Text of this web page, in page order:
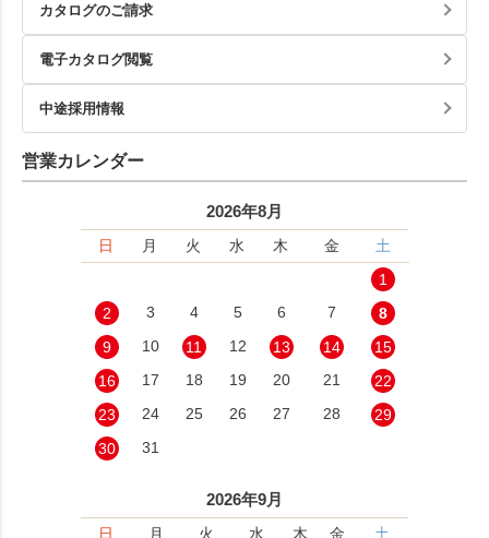
カタログのご請求
電子カタログ閲覧
中途採用情報
営業カレンダー
2026年8月
日 月 火 水 木 金
土
1
2
3 4 5 6 7
8
9
10 11 12 13 14
15
16
17 18 19 20 21
22
23
24 25 26 27 28
29
30
31
2026年9月
日 月 火 水 木 金
土